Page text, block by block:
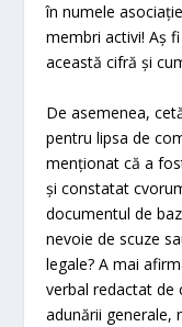
în numele
membri activi! Aș
această cifră și
De asemenea,
pentru lipsa de
menționat că a
și constatat
documentul de
nevoie de scuze
legale? A mai
verbal redactat de
adunării generale,